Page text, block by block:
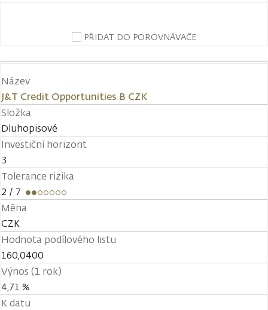
PŘIDAT DO POROVNÁVAČE
Název
J&T Credit Opportunities B CZK
Složka
Dluhopisové
Investiční horizont
3
Tolerance rizika
2 / 7
Měna
CZK
Hodnota podílového listu
160,0400
Výnos (1 rok)
4,71 %
K datu